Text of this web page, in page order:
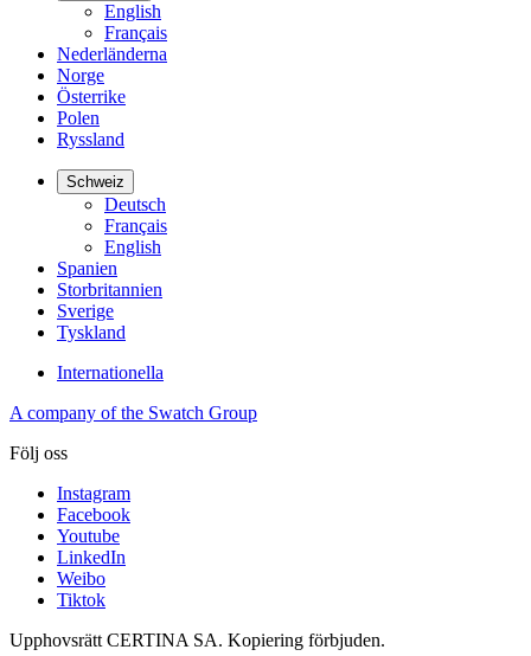
English
Français
Nederländerna
Norge
Österrike
Polen
Ryssland
Schweiz
Deutsch
Français
English
Spanien
Storbritannien
Sverige
Tyskland
Internationella
A company of the Swatch Group
Följ oss
Instagram
Facebook
Youtube
LinkedIn
Weibo
Tiktok
Upphovsrätt CERTINA SA. Kopiering förbjuden.